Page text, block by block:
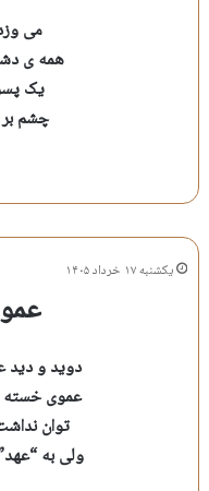
می
همه ی
یک
چشم بر
یکشنبه ۱۷ خرداد ۱۴۰۵
دوید و دید
عموی خسته
توان
ولی به